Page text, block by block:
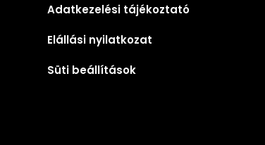
Adatkezelési tájékoztató
Elállási nyilatkozat
Süti beállítások